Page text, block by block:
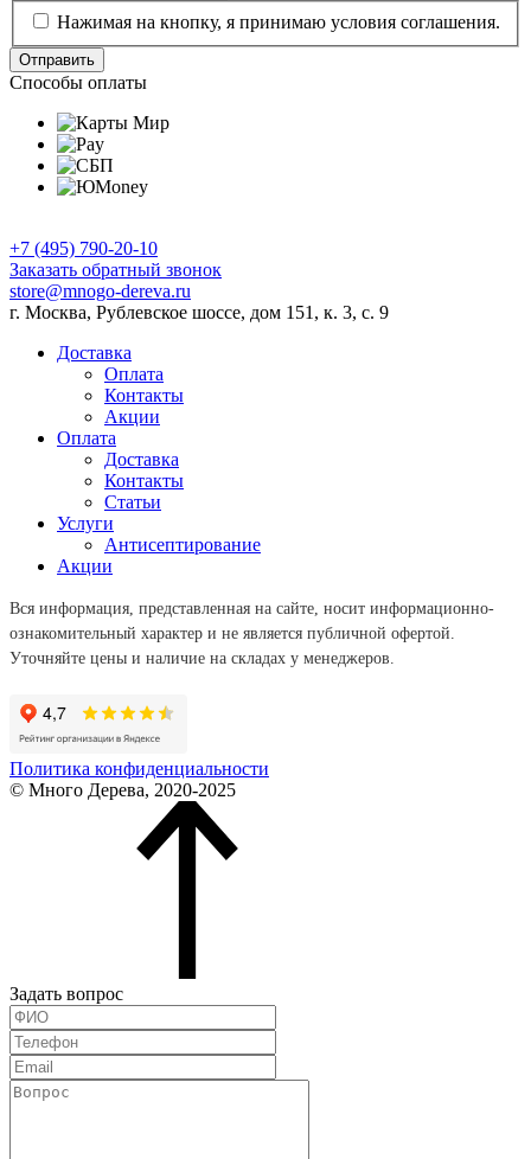
Нажимая на кнопку, я принимаю условия соглашения.
Отправить
Способы оплаты
+7 (495) 790-20-10
Заказать обратный звонок
store@mnogo-dereva.ru
г. Москва, Рублевское шоссе, дом 151, к. 3, с. 9
Доставка
Оплата
Контакты
Акции
Оплата
Доставка
Контакты
Статьи
Услуги
Антисептирование
Акции
Вся информация, представленная на сайте, носит информационно-
ознакомительный характер и не является публичной офертой.
Уточняйте цены и наличие на складах у менеджеров.
Политика конфиденциальности
© Много Дерева, 2020-2025
Задать вопрос